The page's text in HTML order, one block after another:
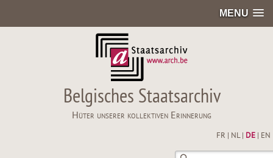
MENU
Belgisches Staatsarchiv
Hüter unserer kollektiven Erinnerung
FR NL| DE| EN